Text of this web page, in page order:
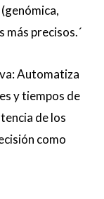
más precisos.´
Automatiza
y tiempos de
de los
como